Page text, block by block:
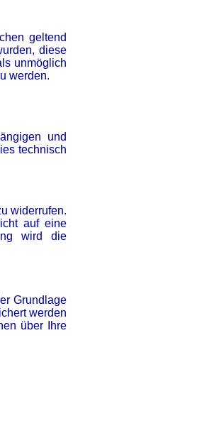
geltend
diese
unmöglich
werden.
und
technisch
widerrufen.
auf eine
wird die
Grundlage
werden
über Ihre